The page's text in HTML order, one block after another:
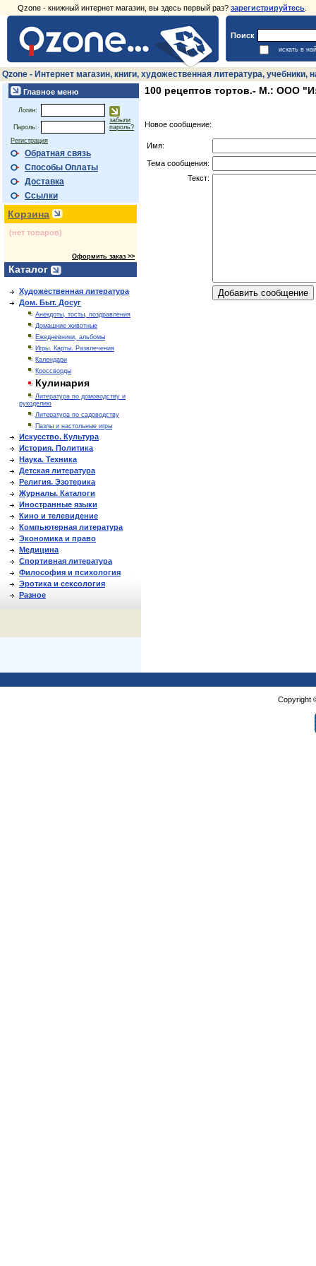
Qzone - книжный интернет магазин, вы здесь первый раз? зарегистрируйтесь
Поиск
искать в
Qzone - Интернет магазин, книги, художественная литература,
Главное меню
Логин:
Пароль:
забыли
пароль?
Регистрация
Обратная связь
Способы Оплаты
Доставка
Ссылки
Корзина
(нет товаров)
Оформить заказ >>
Каталог
Художественная литература
Дом. Быт. Досуг
Анекдоты, тосты, поздравления
Домашние животные
Ежедневники, альбомы
Игры. Карты. Развлечения
Календари
Кроссворды
Кулинария
Литература по домоводству и
рукоделию
Литература по садоводству
Пазлы и настольные игры
Искусство. Культура
История. Политика
Наука. Техника
Детская литература
Религия. Эзотерика
Журналы. Каталоги
Иностранные языки
Кино и телевидение
Компьютерная литература
Экономика и право
Медицина
Спортивная литература
Философия и психология
Эротика и сексология
Разное
100 рецептов тортов.- М.: ООО
Новое сообщение:
Имя:
Тема сообщения:
Текст:
Copyright